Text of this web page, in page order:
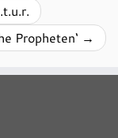
Propheten‘ →